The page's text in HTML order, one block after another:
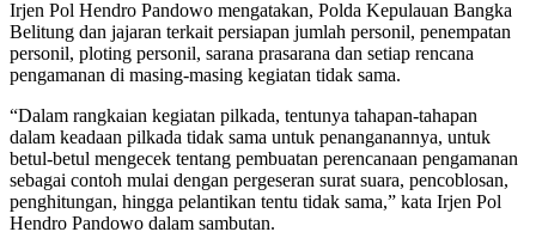
Irjen Pol Hendro Pandowo mengatakan, Polda Kepulauan Bangka
Belitung dan jajaran terkait persiapan jumlah personil, penempatan
personil, ploting personil, sarana prasarana dan setiap rencana
pengamanan di masing-masing kegiatan tidak sama.
“Dalam rangkaian kegiatan pilkada, tentunya tahapan-tahapan
dalam keadaan pilkada tidak sama untuk penanganannya, untuk
betul-betul mengecek tentang pembuatan perencanaan pengamanan
sebagai contoh mulai dengan pergeseran surat suara, pencoblosan,
penghitungan, hingga pelantikan tentu tidak sama,” kata Irjen Pol
Hendro Pandowo dalam sambutan.